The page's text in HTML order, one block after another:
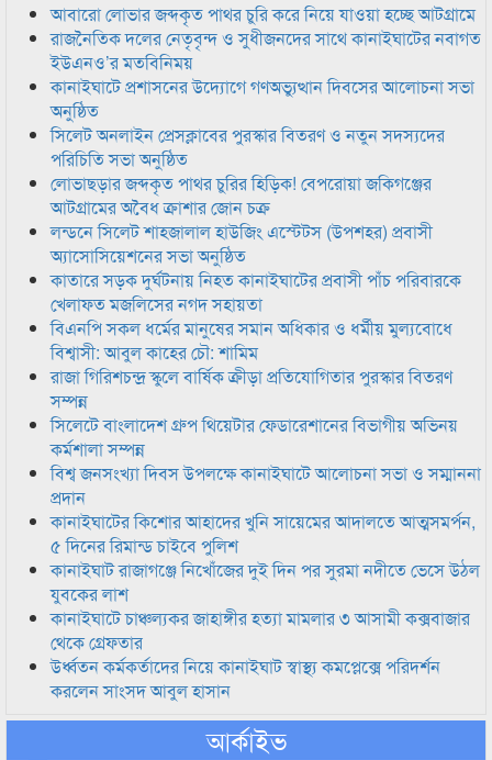
আবারো লোভার জব্দকৃত পাথর চুরি করে নিয়ে যাওয়া হচ্ছে আটগ্রামে
রাজনৈতিক দলের নেতৃবৃন্দ ও সুধীজনদের সাথে কানাইঘাটের নবাগত
ইউএনও’র মতবিনিময়
কানাইঘাটে প্রশাসনের উদ্যোগে গণঅভ্যুত্থান দিবসের আলোচনা সভা
অনুষ্ঠিত
সিলেট অনলাইন প্রেসক্লাবের পুরস্কার বিতরণ ও নতুন সদস্যদের
পরিচিতি সভা অনুষ্ঠিত
লোভাছড়ার জব্দকৃত পাথর চুরির হিড়িক! বেপরোয়া জকিগঞ্জের
আটগ্রামের অবৈধ ক্রাশার জোন চক্র
লন্ডনে সিলেট শাহজালাল হাউজিং এস্টেটস (উপশহর) প্রবাসী
অ্যাসোসিয়েশনের সভা অনুষ্ঠিত
কাতারে সড়ক দুর্ঘটনায় নিহত কানাইঘাটের প্রবাসী পাঁচ পরিবারকে
খেলাফত মজলিসের নগদ সহায়তা
বিএনপি সকল ধর্মের মানুষের সমান অধিকার ও ধর্মীয় মুল্যবোধে
বিশ্বাসী: আবুল কাহের চৌ: শামিম
রাজা গিরিশচন্দ্র স্কুলে বার্ষিক ক্রীড়া প্রতিযোগিতার পুরস্কার বিতরণ
সম্পন্ন
সিলেটে বাংলাদেশ গ্রুপ থিয়েটার ফেডারেশানের বিভাগীয় অভিনয়
কর্মশালা সম্পন্ন
বিশ্ব জনসংখ্যা দিবস উপলক্ষে কানাইঘাটে আলোচনা সভা ও সম্মাননা
প্রদান
কানাইঘাটের কিশোর আহাদের খুনি সায়েমের আদালতে আত্মসমর্পন,
৫ দিনের রিমান্ড চাইবে পুলিশ
কানাইঘাট রাজাগঞ্জে নিখোঁজের দুই দিন পর সুরমা নদীতে ভেসে উঠল
যুবকের লাশ
কানাইঘাটে চাঞ্চল্যকর জাহাঙ্গীর হত্যা মামলার ৩ আসামী কক্সবাজার
থেকে গ্রেফতার
উর্ধ্বতন কর্মকর্তাদের নিয়ে কানাইঘাট স্বাস্থ্য কমপ্লেক্সে পরিদর্শন
করলেন সাংসদ আবুল হাসান
আর্কাইভ